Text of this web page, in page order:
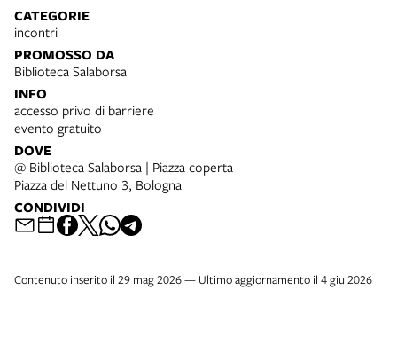
CATEGORIE
incontri
PROMOSSO DA
Biblioteca Salaborsa
INFO
accesso privo di barriere
evento gratuito
DOVE
@ Biblioteca Salaborsa | Piazza coperta
Piazza del Nettuno 3, Bologna
CONDIVIDI
Contenuto inserito il 29 mag 2026 — Ultimo aggiornamento il 4 giu 2026